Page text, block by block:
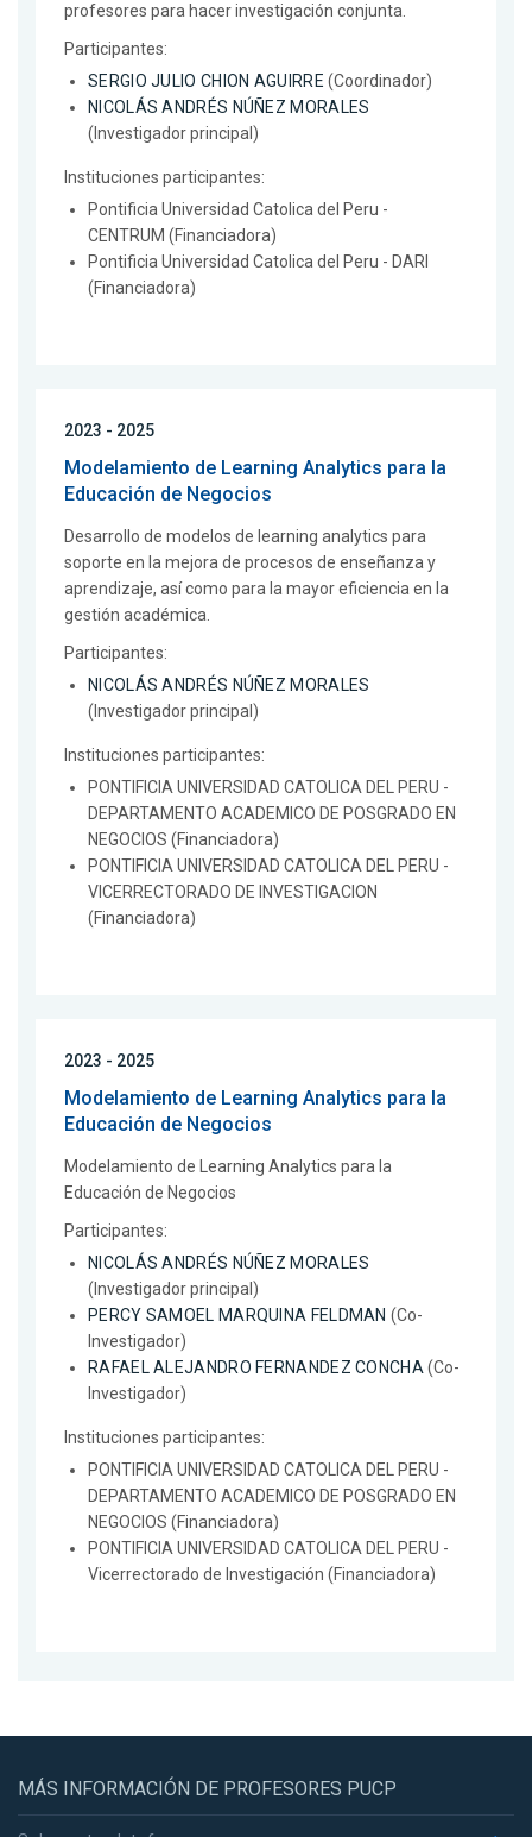
profesores para hacer investigación conjunta.
Participantes:
SERGIO JULIO CHION AGUIRRE (Coordinador)
NICOLÁS ANDRÉS NÚÑEZ MORALES
(Investigador principal)
Instituciones participantes:
Pontificia Universidad Catolica del Peru -
CENTRUM (Financiadora)
Pontificia Universidad Catolica del Peru - DARI
(Financiadora)
2023 - 2025
Modelamiento de Learning Analytics para la
Educación de Negocios
Desarrollo de modelos de learning analytics para
soporte en la mejora de procesos de enseñanza y
aprendizaje, así como para la mayor eficiencia en la
gestión académica.
Participantes:
NICOLÁS ANDRÉS NÚÑEZ MORALES
(Investigador principal)
Instituciones participantes:
PONTIFICIA UNIVERSIDAD CATOLICA DEL PERU -
DEPARTAMENTO ACADEMICO DE POSGRADO EN
NEGOCIOS (Financiadora)
PONTIFICIA UNIVERSIDAD CATOLICA DEL PERU -
VICERRECTORADO DE INVESTIGACION
(Financiadora)
2023 - 2025
Modelamiento de Learning Analytics para la
Educación de Negocios
Modelamiento de Learning Analytics para la
Educación de Negocios
Participantes:
NICOLÁS ANDRÉS NÚÑEZ MORALES
(Investigador principal)
PERCY SAMOEL MARQUINA FELDMAN (Co-
Investigador)
RAFAEL ALEJANDRO FERNANDEZ CONCHA(Co-
Investigador)
Instituciones participantes:
PONTIFICIA UNIVERSIDAD CATOLICA DEL PERU -
DEPARTAMENTO ACADEMICO DE POSGRADO EN
NEGOCIOS (Financiadora)
PONTIFICIA UNIVERSIDAD CATOLICA DEL PERU -
Vicerrectorado de Investigación (Financiadora)
MÁS INFORMACIÓN DE PROFESORES PUCP